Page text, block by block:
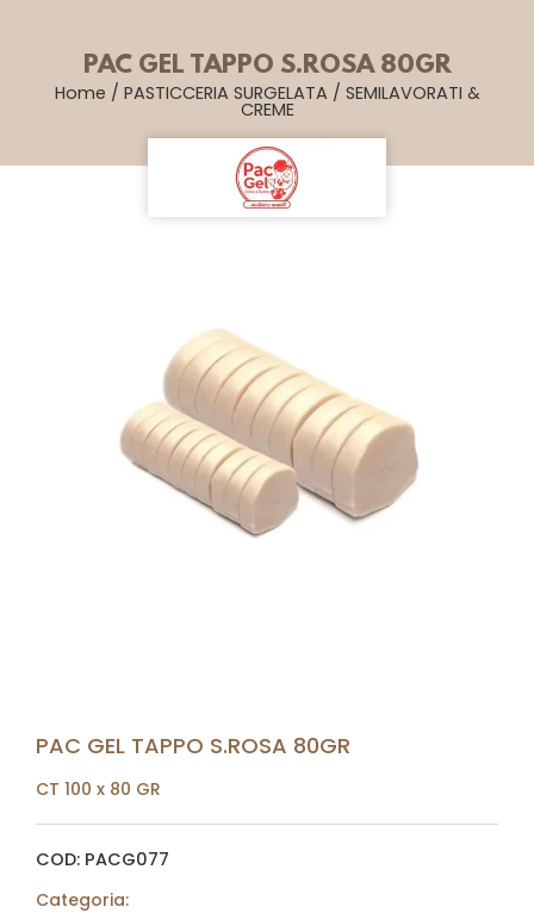
PAC GEL TAPPO S.ROSA 80GR
Home / PASTICCERIA SURGELATA / SEMILAVORATI &
CREME
PAC GEL TAPPO S.ROSA 80GR
CT 100 x 80 GR
COD: PACG077
Categoria: